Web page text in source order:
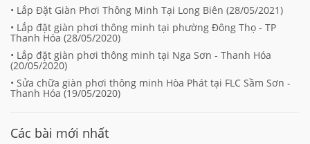
• Lắp Đặt Giàn Phơi Thông Minh Tại Long Biên (28/05/2021)
• Lắp đặt giàn phơi thông minh tại phường Đông Thọ - TP
Thanh Hóa (28/05/2020)
• Lắp đặt giàn phơi thông minh tại Nga Sơn - Thanh Hóa
(20/05/2020)
• Sửa chữa giàn phơi thông minh Hòa Phát tại FLC Sầm Sơn -
Thanh Hóa (19/05/2020)
Các bài mới nhất